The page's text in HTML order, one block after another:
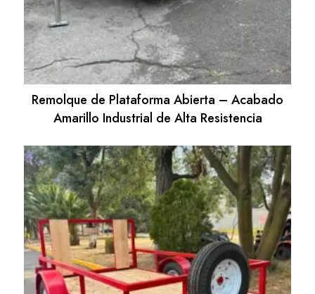
Remolque de Plataforma Abierta – Acabado
Amarillo Industrial de Alta Resistencia